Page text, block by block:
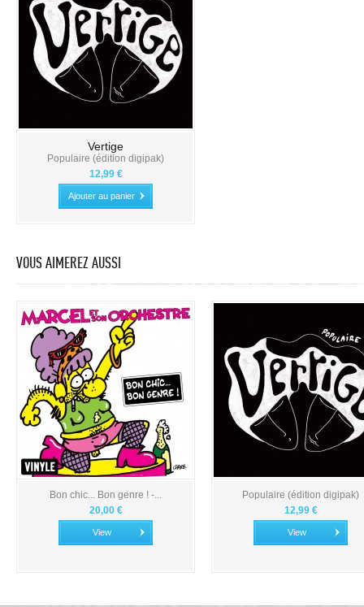
Vertige
Populaire (édition digipak)
12,99 €
Ajouter au panier
VOUS AIMEREZ AUSSI
Bon chic... Bon genre ! -...
20,00 €
View
Populaire (édition digipak)
12,99 €
View